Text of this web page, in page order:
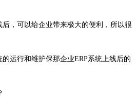
后，可以给企业带来极大的便利，所以很
的运行和维护保那企业ERP系统上线后的